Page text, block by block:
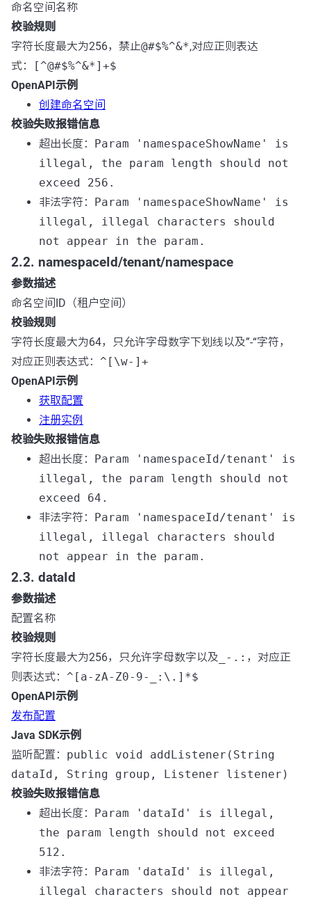
命名空间名称
校验规则
字符长度最大为256，禁止@#$%^&*,对应正则表达
式：
[^@#$%^&*]+$
OpenAPI示例
创建命名空间
校验失败报错信息
超出长度： Param 'namespaceShowName' is
illegal, the param length should not
exceed 256.
非法字符： Param 'namespaceShowName' is
illegal, illegal characters should
not appear in the param.
2.2. namespaceId/tenant/namespace
参数描述
命名空间ID（租户空间）
校验规则
字符长度最大为64，只允许字母数字下划线以及”-“字符，
对应正则表达式： ^[\w-]+
OpenAPI示例
获取配置
注册实例
校验失败报错信息
超出长度： Param 'namespaceId/tenant' is
illegal, the param length should not
exceed 64.
非法字符： Param 'namespaceId/tenant' is
illegal, illegal characters should
not appear in the param.
2.3. dataId
参数描述
配置名称
校验规则
字符长度最大为256，只允许字母数字以及 _-.: ，对应正
则表达式： ^[a-zA-Z0-9-_:\.]*$
OpenAPI示例
发布配置
Java SDK示例
监听配置： public void addListener(String
dataId, String group, Listener listener)
校验失败报错信息
超出长度： Param 'dataId' is illegal,
the param length should not exceed
512.
非法字符： Param 'dataId' is illegal,
illegal characters should not appear